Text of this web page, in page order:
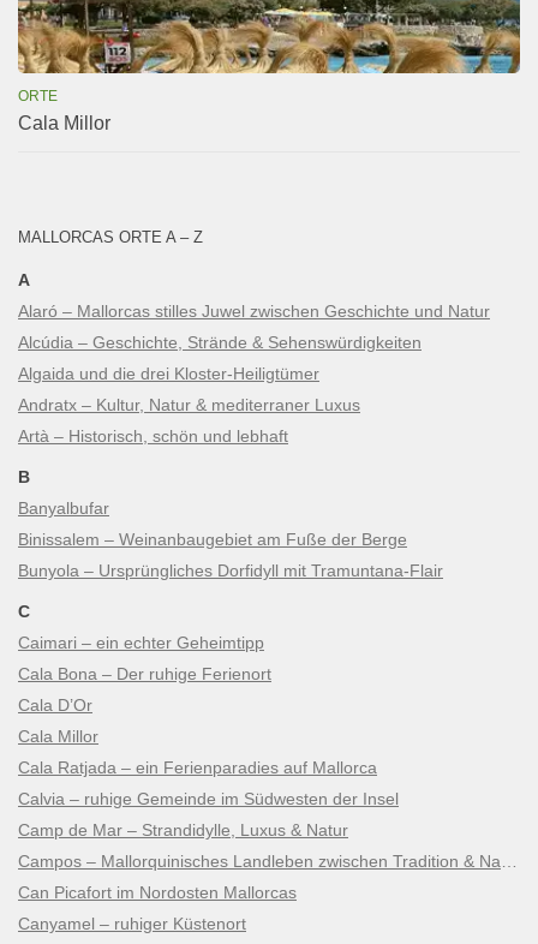
ORTE
Cala Millor
MALLORCAS ORTE A – Z
A
Alaró – Mallorcas stilles Juwel zwischen Geschichte und Natur
Alcúdia – Geschichte, Strände & Sehenswürdigkeiten
Algaida und die drei Kloster-Heiligtümer
Andratx – Kultur, Natur & mediterraner Luxus
Artà – Historisch, schön und lebhaft
B
Banyalbufar
Binissalem – Weinanbaugebiet am Fuße der Berge
Bunyola – Ursprüngliches Dorfidyll mit Tramuntana-Flair
C
Caimari – ein echter Geheimtipp
Cala Bona – Der ruhige Ferienort
Cala D’Or
Cala Millor
Cala Ratjada – ein Ferienparadies auf Mallorca
Calvia – ruhige Gemeinde im Südwesten der Insel
Camp de Mar – Strandidylle, Luxus & Natur
Campos – Mallorquinisches Landleben zwischen Tradition & Natur
Can Picafort im Nordosten Mallorcas
Canyamel – ruhiger Küstenort